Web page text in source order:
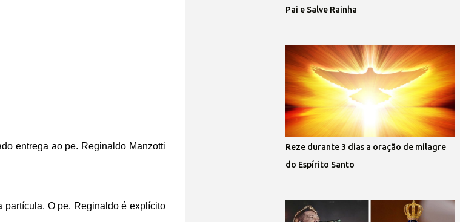
entrega ao pe. Reginaldo Manzotti
partícula. O pe. Reginaldo é explícito
Pai e Salve Rainha
Reze durante 3 dias a oração de milagre
do Espírito Santo